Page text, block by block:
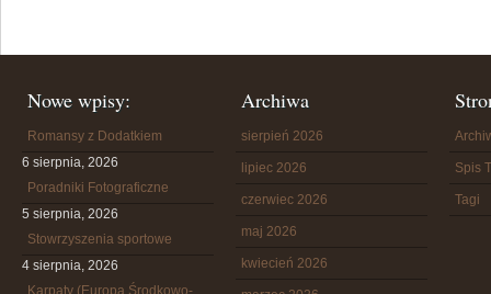
Nowe wpisy:
Romansy z Dodatkiem
6 sierpnia, 2026
Poradniki Fotograficzne
5 sierpnia, 2026
Stowrzyszenia sportowe
4 sierpnia, 2026
Karpaty (Europa Środkowo-
Archiwa
sierpień 2026
lipiec 2026
czerwiec 2026
maj 2026
kwiecień 2026
Spis
Tagi